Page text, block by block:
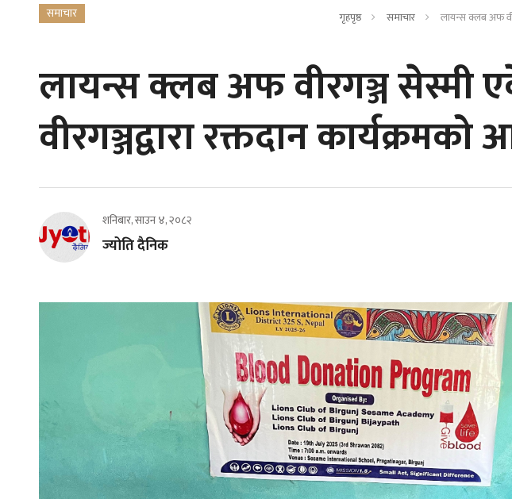
समाचार गृहपृष्ठ समाचार लायन्स क्लब अफ
लायन्स क्लब अफ वीरगञ्ज सेस्मी
वीरगञ्जद्वारा रक्तदान
शनिबार, साउन ४, २०८२
ज्योति दैनिक